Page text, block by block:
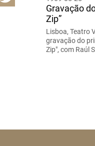
Gravação
Zip”
Lisboa, Teatro
gravação do
Zip", com Raúl